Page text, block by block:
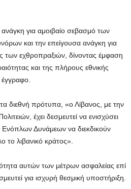
για αμοιβαίο σεβασμό των
και την επείγουσα ανάγκη για
εχθροπραξιών, δίνοντας έμφαση
και της πλήρους εθνικής
διεθνή πρότυπα, «ο Λίβανος, με την
έχει δεσμευτεί να ενισχύσει
Ενόπλων Δυνάμεων να διεκδικούν
το λιβανικό κράτος».
αυτών των μέτρων ασφαλείας επί
για ισχυρή θεσμική υποστήριξη.